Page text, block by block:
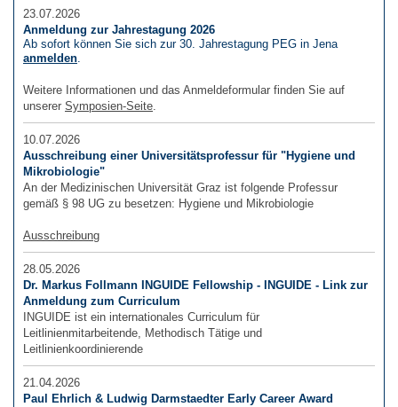
23.07.2026
Anmeldung zur Jahrestagung 2026
Ab sofort können Sie sich zur 30. Jahrestagung PEG in Jena
anmelden.
Weitere Informationen und das Anmeldeformular finden Sie auf
unserer Symposien-Seite.
10.07.2026
Ausschreibung einer Universitätsprofessur für "Hygiene und
Mikrobiologie"
An der Medizinischen Universität Graz ist folgende Professur
gemäß § 98 UG zu besetzen: Hygiene und Mikrobiologie
Ausschreibung
28.05.2026
Dr. Markus Follmann INGUIDE Fellowship - INGUIDE - Link zur
Anmeldung zum Curriculum
INGUIDE ist ein internationales Curriculum für
Leitlinienmitarbeitende, Methodisch Tätige und
Leitlinienkoordinierende
21.04.2026
Paul Ehrlich & Ludwig Darmstaedter Early Career Award